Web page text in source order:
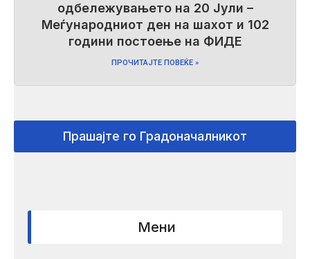
одбележувањето на 20 Јули –
Меѓународниот ден на шахот и 102
години постоење на ФИДЕ
ПРОЧИТАЈТЕ ПОВЕЌЕ »
Прашајте го Градоначалникот
Мени